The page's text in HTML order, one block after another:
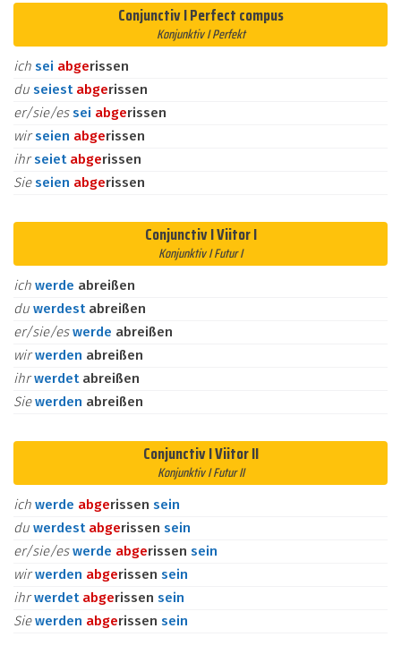
Conjunctiv I Perfect compus
Konjunktiv I Perfekt
ich sei abgerissen
du seiest abgerissen
er/sie/essei abgerissen
wirseien abgerissen
ihrseiet abgerissen
Sieseien abgerissen
Conjunctiv I Viitor I
Konjunktiv I Futur I
ich werde abreißen
du werdest abreißen
er/sie/eswerde abreißen
wirwerden abreißen
ihrwerdet abreißen
Siewerden abreißen
Conjunctiv I Viitor II
Konjunktiv I Futur II
ich werde abgerissen sein
du werdest abgerissen sein
er/sie/eswerde abgerissen sein
wirwerden abgerissen sein
ihrwerdet abgerissen sein
Siewerden abgerissen sein